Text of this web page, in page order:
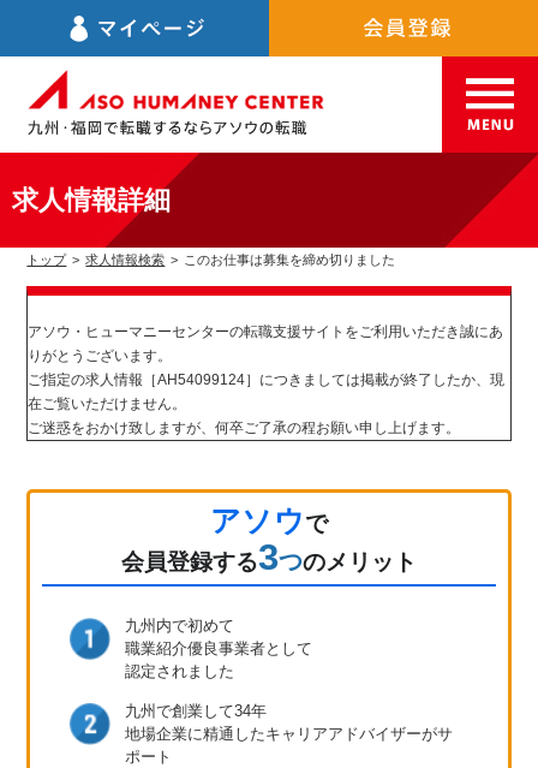
求人情報詳細
トップ > 求人情報検索 > このお仕事は募集を締め切りました
アソウ・ヒューマニーセンターの転職支援サイトをご利用いただき誠にあ
りがとうございます。
ご指定の求人情報［AH54099124］につきましては掲載が終了したか、現
在ご覧いただけません。
ご迷惑をおかけ致しますが、何卒ご了承の程お願い申し上げます。
アソウで
会員登録する3つのメリット
九州内で初めて
職業紹介優良事業者として
認定されました
九州で創業して34年
地場企業に精通したキャリアアドバイザーがサ
ポート